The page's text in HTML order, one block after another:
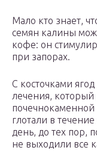
Мало кто знает,
семян калины
кофе: он
при запорах.
С косточками
лечения,
глотали в
день, до тех пор,
не выходили все